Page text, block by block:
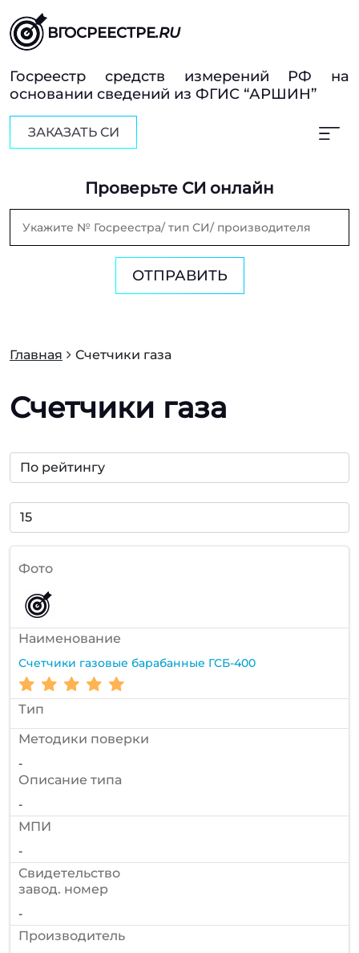
ВГОСРЕЕСТРЕ.RU
Госреестр средств измерений РФ на
основании сведений из ФГИС “АРШИН”
ЗАКАЗАТЬ СИ
Проверьте СИ онлайн
ОТПРАВИТЬ
Главная Счетчики газа
Счетчики газа
Фото
Наименование
Счетчики газовые барабанные ГСБ-400
Тип
Методики поверки
-
Описание типа
-
МПИ
-
Cвидетельство
завод. номер
-
Производитель